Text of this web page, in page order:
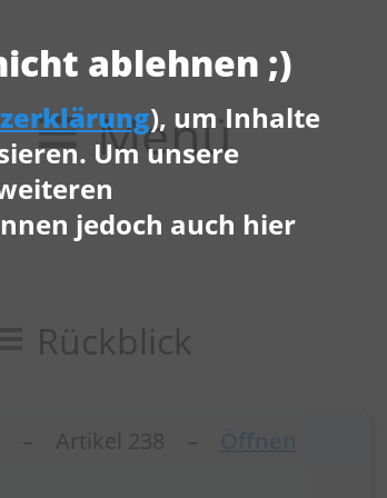
ablehnen ;)
), um Inhalte
Um unsere
jedoch auch hier
Menü
Rückblick
– Artikel 238 –